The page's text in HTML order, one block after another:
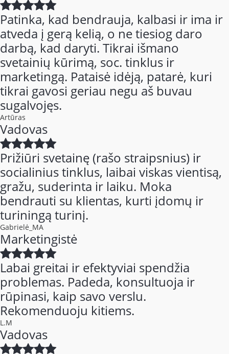
Patinka, kad bendrauja, kalbasi ir ima ir
atveda į gerą kelią, o ne tiesiog daro
darbą, kad daryti. Tikrai išmano
svetainių kūrimą, soc. tinklus ir
marketingą. Pataisė idėją, patarė, kuri
tikrai gavosi geriau negu aš buvau
sugalvojęs.
Artūras
Vadovas
Prižiūri svetainę (rašo straipsnius) ir
socialinius tinklus, laibai viskas vientisą,
gražu, suderinta ir laiku. Moka
bendrauti su klientas, kurti įdomų ir
turiningą turinį.
Gabrielė_MA
Marketingistė
Labai greitai ir efektyviai spendžia
problemas. Padeda, konsultuoja ir
rūpinasi, kaip savo verslu.
Rekomenduoju kitiems.
L.M
Vadovas